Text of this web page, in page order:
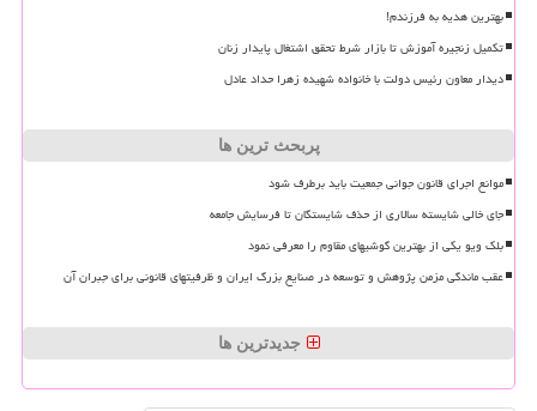
بهترین هدیه به فرزندم!
تکمیل زنجیره آموزش تا بازار شرط تحقق اشتغال پایدار زنان
دیدار معاون رئیس دولت با خانواده شهیده زهرا حداد عادل
پربحث ترین ها
موانع اجرای قانون جوانی جمعیت باید برطرف شود
جای خالی شایسته سالاری از حذف شایستگان تا فرسایش جامعه
بلک ویو یکی از بهترین گوشیهای مقاوم را معرفی نمود
عقب ماندگی مزمن پژوهش و توسعه در صنایع بزرگ ایران و ظرفیتهای قانونی برای جبران آن
جدیدترین ها